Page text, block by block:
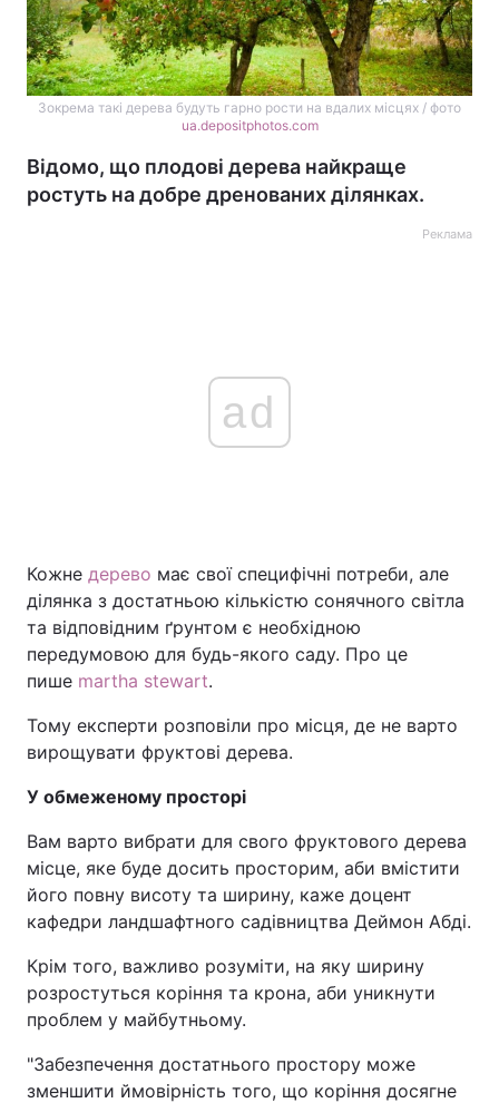
Зокрема такі дерева будуть гарно рости на вдалих місцях / фото
ua.depositphotos.com
Відомо, що плодові дерева найкраще
ростуть на добре дренованих ділянках.
Реклама
ad
Кожне дерево має свої специфічні потреби, але
ділянка з достатньою кількістю сонячного світла
та відповідним ґрунтом є необхідною
передумовою для будь-якого саду. Про це
пише martha stewart.
Тому експерти розповіли про місця, де не варто
вирощувати фруктові дерева.
У обмеженому просторі
Вам варто вибрати для свого фруктового дерева
місце, яке буде досить просторим, аби вмістити
його повну висоту та ширину, каже доцент
кафедри ландшафтного садівництва Деймон Абді.
Крім того, важливо розуміти, на яку ширину
розростуться коріння та крона, аби уникнути
проблем у майбутньому.
"Забезпечення достатнього простору може
зменшити ймовірність того, що коріння досягне